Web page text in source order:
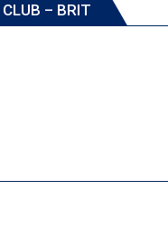
– BRIT